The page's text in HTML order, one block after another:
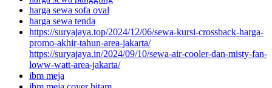
harga sewa sofa oval
harga sewa tenda
https://suryajaya.top/2024/12/06/sewa-kursi-crossback-harga-
promo-akhir-tahun-area-jakarta/
https://suryajaya.in/2024/09/10/sewa-air-cooler-dan-misty-fan-
loww-watt-area-jakarta/
ibm meja